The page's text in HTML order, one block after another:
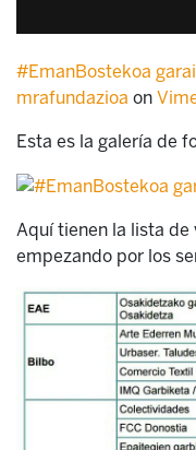
#EmanBostekoa
mrafundazioa on
Esta es la galería de
Aquí tienen la lista
empezando por los